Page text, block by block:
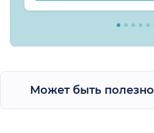
Может быть полезно